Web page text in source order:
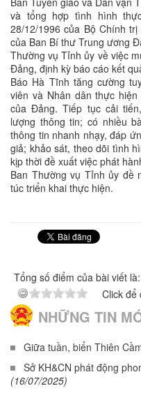
và tổng hợp tình hình
28/12/1996 của Bộ Chính
của Ban Bí thư Trung ương
Thường vụ Tỉnh ủy về việc
Đảng, định kỳ báo cáo kết
Báo Hà Tĩnh tăng cường
viên và Nhân dân thực
của Đảng. Tiếp tục cải
lượng thông tin; có nhiều
thông tin nhanh nhạy, đáp
giả; khảo sát, theo dõi tình
kịp thời đề xuất việc phát
Ban Thường vụ Tỉnh ủy đề
túc triển khai thực hiện.
Tổng số điểm của bài viết
Click để
NHỮNG TIN
Giữa tuần, biển Thiên
Sở KH&CN phát động
(16/07/2025)